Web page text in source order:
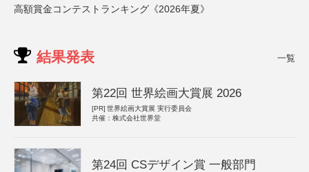
高額賞金コンテストランキング《2026年夏》
結果発表 一覧
第22回 世界絵画大賞展 2026
[PR] 世界絵画大賞展 実行委員会
共催：株式会社世界堂
第24回 CSデザイン賞 一般部門